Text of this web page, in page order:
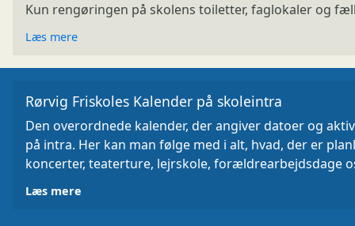
Kun rengøringen på skolens toiletter, faglokaler og
Læs mere
Rørvig Friskoles Kalender på skoleintra
Den overordnede kalender, der angiver datoer og
på intra. Her kan man følge med i alt, hvad, der er
koncerter, teaterture, lejrskole, forældrearbejdsdage
Læs mere